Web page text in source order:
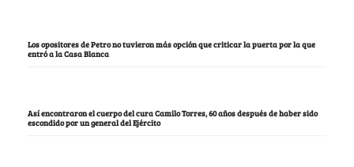
Los opositores de Petro no tuvieron más opción que criticar la puerta por la que
entró a la Casa Blanca
Así encontraron el cuerpo del cura Camilo Torres, 60 años después de haber sido
escondido por un general del Ejército